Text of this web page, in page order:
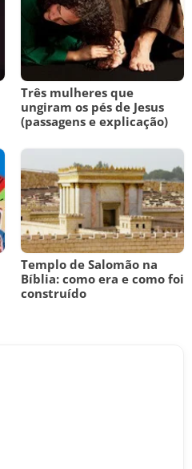
Três mulheres que
ungiram os pés de Jesus
(passagens e explicação)
Templo de Salomão na
Bíblia: como era e como foi
construído